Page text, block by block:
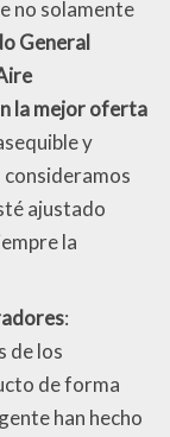
no solamente
General
la mejor oferta
y
consideramos
ajustado
la
:
de los
de forma
han hecho